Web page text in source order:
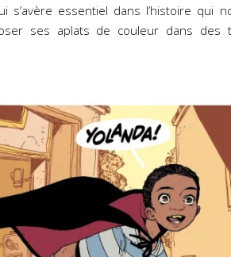
s’avère essentiel dans l’histoire qui
ses aplats de couleur dans des